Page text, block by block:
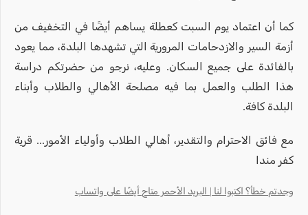
كما أن اعتماد يوم السبت كعطلة يساهم أيضًا في التخفيف من
أزمة السير والازدحامات المرورية التي تشهدها البلدة، مما يعود
بالفائدة على جميع السكان. وعليه، نرجو من حضرتكم دراسة
هذا الطلب والعمل بما فيه مصلحة الأهالي والطلاب وأبناء
البلدة كافة.
مع فائق الاحترام والتقدير، أهالي الطلاب وأولياء الأمور... قرية
كفر مندا
وجدتم خطأ؟ اكتبوا لنا | البريد الأحمر متاح أيضًا على واتساب